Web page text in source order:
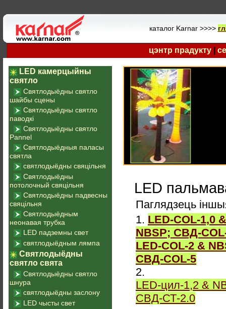
каталог Karnar >>>>
цэнтр прадукту
LED
Паглядзець
1. LED-COL-1,0
NBSP; СВД-
LED-COL-2 &
СВД-COL-5
2.
LED-цил-1,2 &
СВД-СТ-2.0
LED камерцыйны
святло
Святлодыёдны святло
шайбы сцены
Святлодыёдны святло
паводкі
Святлодыёдны святло
Pannel
Святлодыёдныя паласы
святла
святлодыёдны свяцільня
Святлодыёдны
потолочный свяцільня
Святлодыёдны падвесны
свяцільня
Святлодыёдным
неонавая трубка
LED падземны свет
святлодыёдным лямпа
Святлодыёдны
святло свята
Святлодыёдны святло
шнура
святлодыёдны заслону
LED чысты свет